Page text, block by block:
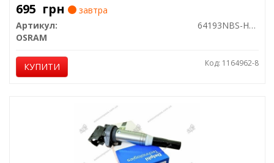
695 грн
завтра
Артикул:
64193NBS-HCB
OSRAM
КУПИТИ Код: 1164962-8